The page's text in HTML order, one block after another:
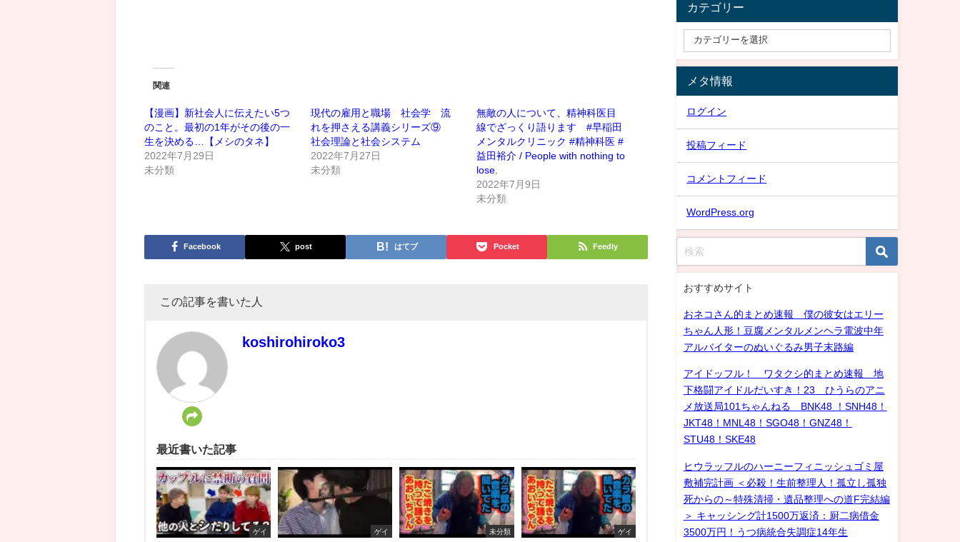
関連
【漫画】新社会人に伝えたい5つ
のこと。最初の1年がその後の一
生を決める…【メシのタネ】
2022年7月29日
未分類
現代の雇用と職場 社会学 流
れを押さえる講義シリーズ⑨
社会理論と社会システム
2022年7月27日
未分類
無敵の人について、精神科医目
線でざっくり語ります #早稲田
メンタルクリニック #精神科医 #
益田裕介 / People with nothing to
lose.
2022年7月9日
未分類
Facebook post はてブ Pocket Feedly
この記事を書いた人
koshirohiroko3
最近書いた記事
ゲイ ゲイ 未分類 ゲイ
カテゴリー
メタ情報
ログイン
投稿フィード
コメントフィード
WordPress.org
おすすめサイト
おネコさん的まとめ速報 僕の彼女はエリー
ちゃん人形！豆腐メンタルメンヘラ電波中年
アルバイターのぬいぐるみ男子末路編
アイドッフル！ ワタクシ的まとめ速報 地
下格闘アイドルだいすき！23 ひうらのアニ
メ放送局101ちゃんねる BNK48 ！SNH48！
JKT48！MNL48！SGO48！GNZ48！
STU48！SKE48
ヒウラッフルのハーニーフィニッシュゴミ屋
敷補完計画 ＜必殺！生前整理人！孤立し孤独
死からの～特殊清掃・遺品整理への道F完結編
＞ キャッシング計1500万返済：厨二病借金
3500万円！うつ病統合失調症14年生